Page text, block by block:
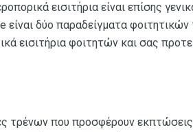
εισιτήρια είναι επίσης
είναι δύο παραδείγματα
εισιτήρια φοιτητών και σας
τρένων που προσφέρουν